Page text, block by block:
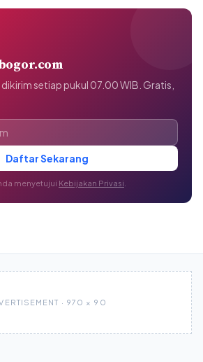
setiap pukul 07.00 WIB. Gratis,
Daftar Sekarang
menyetujui Kebijakan Privasi
· 970 × 90